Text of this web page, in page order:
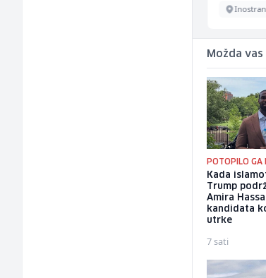
Možda vas
POTOPILO GA
Kada
Trump
Amira
kandidata
utrke
7 sati